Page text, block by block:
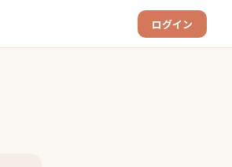
ログイン